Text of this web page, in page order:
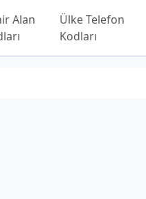
Alan
Ülke Telefon
Kodları